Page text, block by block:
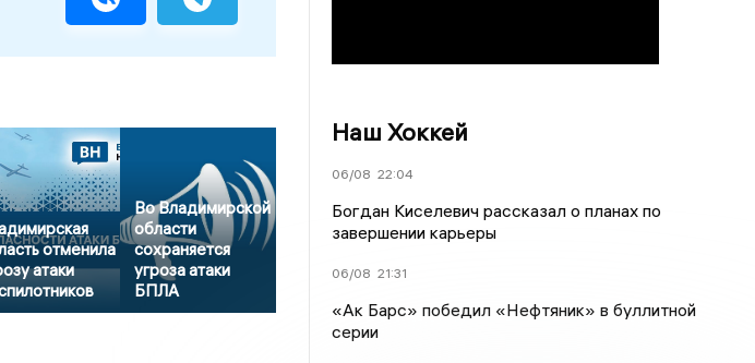
отменила
атаки
Во Владимирской
области
сохраняется
угроза атаки
БПЛА
Наш Хоккей
06/08 22:04
Богдан Киселевич рассказал о планах по
завершении карьеры
06/08 21:31
«Ак Барс» победил «Нефтяник» в буллитной
серии